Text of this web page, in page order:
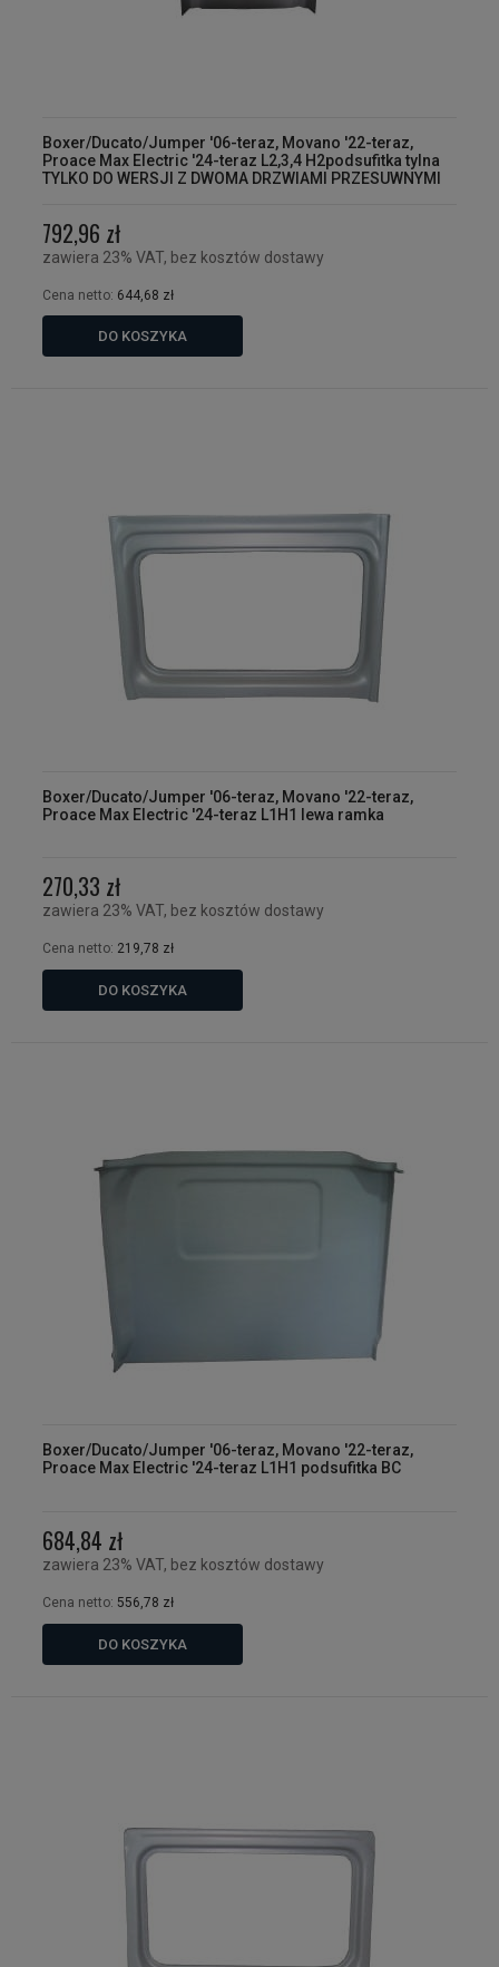
Boxer/Ducato/Jumper '06-teraz, Movano '22-teraz,
Proace Max Electric '24-teraz L2,3,4 H2podsufitka tylna
TYLKO DO WERSJI Z DWOMA DRZWIAMI PRZESUWNYMI
792,96 zł
zawiera 23% VAT, bez kosztów dostawy
Cena netto: 644,68 zł
DO KOSZYKA
Boxer/Ducato/Jumper '06-teraz, Movano '22-teraz,
Proace Max Electric '24-teraz L1H1 lewa ramka
270,33 zł
zawiera 23% VAT, bez kosztów dostawy
Cena netto: 219,78 zł
DO KOSZYKA
Boxer/Ducato/Jumper '06-teraz, Movano '22-teraz,
Proace Max Electric '24-teraz L1H1 podsufitka BC
684,84 zł
zawiera 23% VAT, bez kosztów dostawy
Cena netto: 556,78 zł
DO KOSZYKA